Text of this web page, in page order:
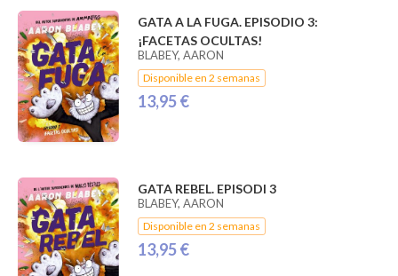
GATA A LA FUGA. EPISODIO 3:
¡FACETAS OCULTAS!
BLABEY, AARON
Disponible en 2 semanas
13,95 €
GATA REBEL. EPISODI 3
BLABEY, AARON
Disponible en 2 semanas
13,95 €